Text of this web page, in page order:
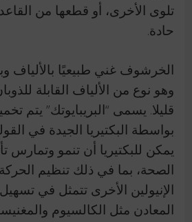
تلوى الأخرى، أو قطعها من
حادة.
الخرشوف غني طبيعيًا بالألياف
وهو نوع من الألياف القابلة
قليلا. يسمى “البريبايوتك” يتم
بواسطة البكتيريا الجيدة في
يمكن للبكتيريا أن تنمو وتمارس
الصحة، بما في ذلك تنظيم الحركة
الإنيولين الأخرى تتمثل في
المعادن مثل الكالسيوم